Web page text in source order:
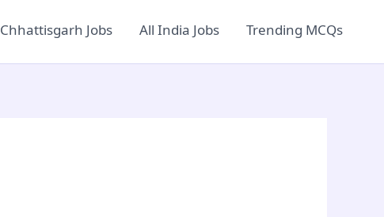
Chhattisgarh Jobs All India Jobs Trending MCQs